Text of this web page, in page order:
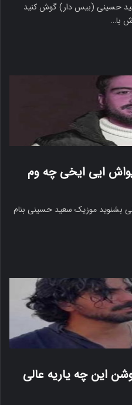
حسینی (بیس دار) گوش کنید
با…
ایی ایخی چه وم
بشنوید موزیک سعید حسینی بنام
این چه یاریه عالی